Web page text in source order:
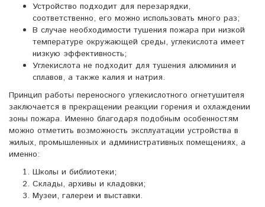
Устройство подходит для перезарядки,
соответственно, его можно использовать много раз;
В случае необходимости тушения пожара при низкой
температуре окружающей среды, углекислота имеет
низкую эффективность;
Углекислота не подходит для тушения алюминия и
сплавов, а также калия и натрия.
Принцип работы переносного углекислотного огнетушителя
заключается в прекращении реакции горения и охлаждении
зоны пожара. Именно благодаря подобным особенностям
можно отметить возможность эксплуатации устройства в
жилых, промышленных и административных помещениях, а
именно:
Школы и библиотеки;
Склады, архивы и кладовки;
Музеи, галереи и выставки.